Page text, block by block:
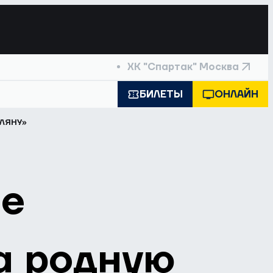
ХК "Спартак" Москва
БИЛЕТЫ ОНЛАЙН
родную